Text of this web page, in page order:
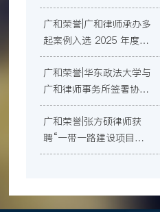
规模律所榜”等三项行业
大奖
广和荣誉|广和律师承办多
起案例入选 2025 年度深
圳律师业务参考案例
广和荣誉|华东政法大学与
广和律师事务所签署协
议，共建涉外法治人才协
同培养暨教学实践基地
广和荣誉|张方硕律师获
聘“一带一路建设项目争
议评审中心”首批首席争